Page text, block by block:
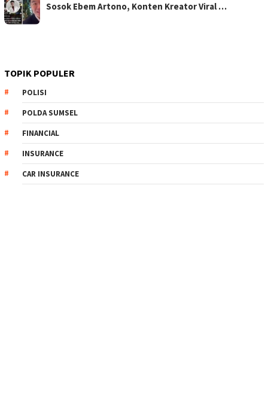
Sosok Ebem Artono, Konten Kreator Viral …
TOPIK POPULER
POLISI
POLDA SUMSEL
FINANCIAL
INSURANCE
CAR INSURANCE